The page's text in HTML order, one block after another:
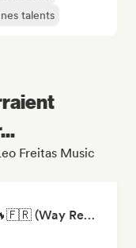
talents
Freitas Music
RAP FRANÇAIS 2026 🔥🇫🇷 (Way Records)